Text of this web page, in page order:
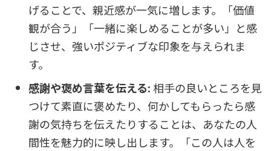
げることで、親近感が一気に増します。「価値
観が合う」「一緒に楽しめることが多い」と感
じさせ、強いポジティブな印象を与えられま
す。
感謝や褒め言葉を伝える:相手の良いところを見
つけて素直に褒めたり、何かしてもらったら感
謝の気持ちを伝えたりすることは、あなたの人
間性を魅力的に映し出します。「この人は人を